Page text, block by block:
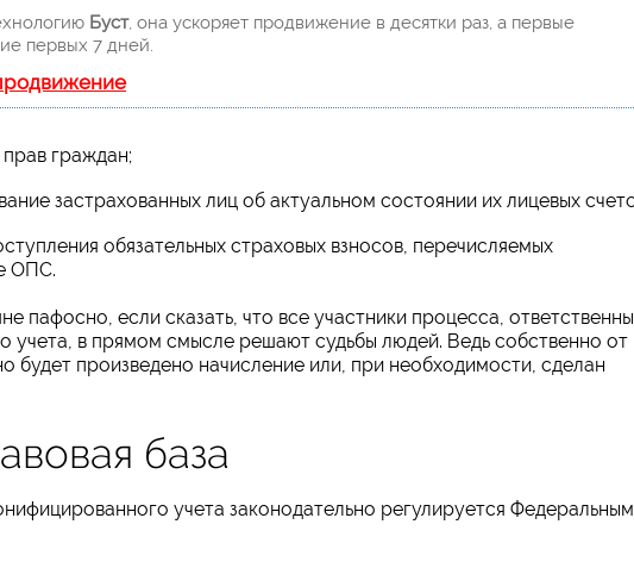
Буст, она ускоряет продвижение в десятки раз, а первые
первых 7 дней.
граждан;
застрахованных лиц об актуальном состоянии их лицевых
обязательных страховых взносов, перечисляемых
ОПС.
пафосно, если сказать, что все участники процесса,
учета, в прямом смысле решают судьбы людей. Ведь собственно от
будет произведено начисление или, при необходимости, сделан
база
учета законодательно регулируется Федеральным